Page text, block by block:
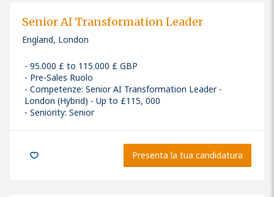
Senior AI Transformation Leader
England, London
95.000 £ to 115.000 £ GBP
Pre-Sales Ruolo
Competenze: Senior AI Transformation Leader -
London (Hybrid) - Up to £115, 000
Seniority: Senior
Presenta la tua candidatura